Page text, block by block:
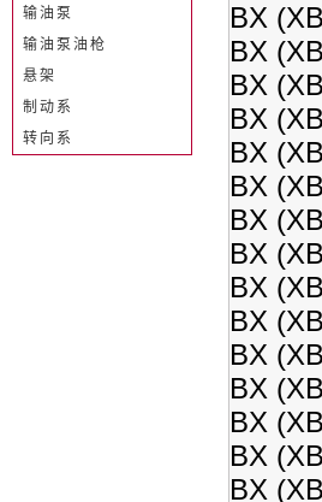
BX
BX
BX
BX
BX
BX
BX
BX
BX
BX
BX
BX
BX
BX
BX
输油泵
输油泵油枪
悬架
制动系
转向系